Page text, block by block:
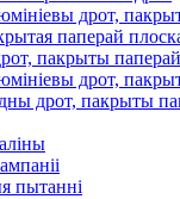
дрот,
паперай
пакрыты паперай
дрот,
дрот, пакрыты
пытанні